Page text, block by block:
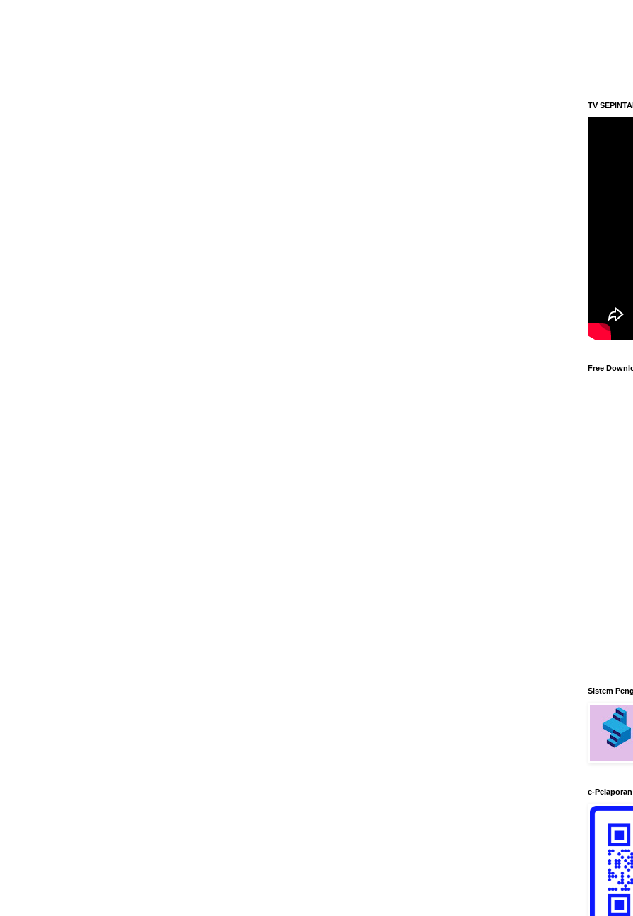
TV
Free
Sistem
e-